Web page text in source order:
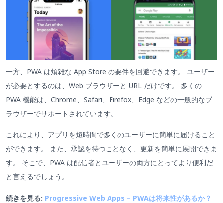
一方、PWA は煩雑な App Store の要件を回避できます。 ユーザー
が必要とするのは、Web ブラウザーと URL だけです。 多くの
PWA 機能は、Chrome、Safari、Firefox、Edge などの一般的なブ
ラウザーでサポートされています。
これにより、アプリを短時間で多くのユーザーに簡単に届けること
ができます。 また、承認を待つことなく、更新を簡単に展開できま
す。 そこで、PWA は配信者とユーザーの両方にとってより便利だ
と言えるでしょう。
続きを見る: Progressive Web Apps – PWAは将来性があるか？